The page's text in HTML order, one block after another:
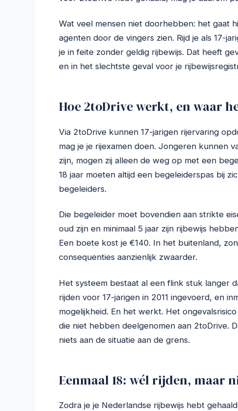
Wat veel mensen niet doorhebben: het gaat
agenten door de vingers zien. Rijd je als 17-
je in feite zonder geldig rijbewijs. Dat heeft
en in het slechtste geval voor je
Hoe 2toDrive werkt, en waar
Via 2toDrive kunnen 17-jarigen rijervaring
mag je je rijexamen doen. Jongeren kunnen
zijn, mogen zij alleen de weg op met een
18 jaar moeten altijd een begeleiderspas bij
begeleiders.
Die begeleider moet bovendien aan strikte
oud zijn en minimaal 5 jaar zijn rijbewijs
Een boete kost je €140. In het buitenland,
consequenties aanzienlijk zwaarder.
Het systeem bestaat al een flink stuk langer
rijden voor 17-jarigen in 2011 ingevoerd, en
mogelijkheid. En het werkt. Het
die niet hebben deelgenomen aan 2toDrive.
niets aan de situatie aan de grens.
Eenmaal 18: wél rijden, maar
Zodra je je Nederlandse rijbewijs hebt